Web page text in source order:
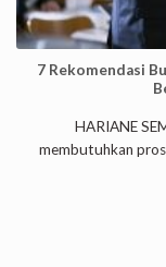
7 Rekomendasi
HARIANE
membutuhkan